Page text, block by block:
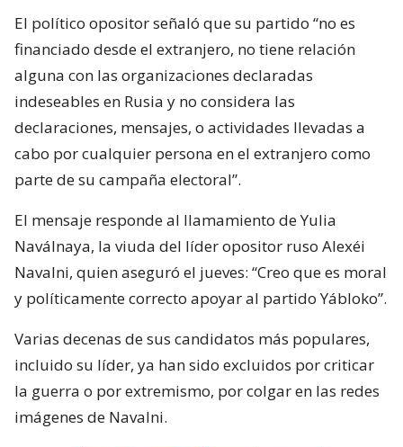
El político opositor señaló que su partido “no es
financiado desde el extranjero, no tiene relación
alguna con las organizaciones declaradas
indeseables en Rusia y no considera las
declaraciones, mensajes, o actividades llevadas a
cabo por cualquier persona en el extranjero como
parte de su campaña electoral”.
El mensaje responde al llamamiento de Yulia
Naválnaya, la viuda del líder opositor ruso Alexéi
Navalni, quien aseguró el jueves: “Creo que es moral
y políticamente correcto apoyar al partido Yábloko”.
Varias decenas de sus candidatos más populares,
incluido su líder, ya han sido excluidos por criticar
la guerra o por extremismo, por colgar en las redes
imágenes de Navalni.